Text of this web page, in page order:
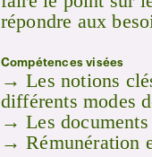
répondre aux
Compétences visées
→ Les notions
différents modes
→ Les documents
→ Rémunération